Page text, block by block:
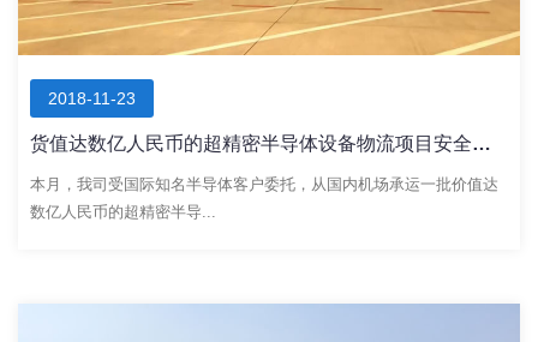
2018-11-23
货值达数亿人民币的超精密半导体设备物流项目安全顺利完成
本月，我司受国际知名半导体客户委托，从国内机场承运一批价值达
数亿人民币的超精密半导...